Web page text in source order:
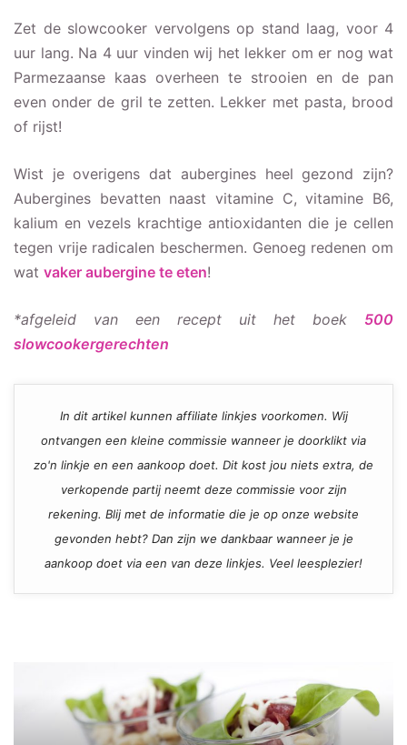
Zet de slowcooker vervolgens op stand laag, voor 4
uur lang. Na 4 uur vinden wij het lekker om er nog wat
Parmezaanse kaas overheen te strooien en de pan
even onder de gril te zetten. Lekker met pasta, brood
of rijst!
Wist je overigens dat aubergines heel gezond zijn?
Aubergines bevatten naast vitamine C, vitamine B6,
kalium en vezels krachtige antioxidanten die je cellen
tegen vrije radicalen beschermen. Genoeg redenen om
wat vaker aubergine te eten!
*afgeleid van een recept uit het boek 500
slowcookergerechten
In dit artikel kunnen affiliate linkjes voorkomen. Wij
ontvangen een kleine commissie wanneer je doorklikt via
zo'n linkje en een aankoop doet. Dit kost jou niets extra, de
verkopende partij neemt deze commissie voor zijn
rekening. Blij met de informatie die je op onze website
gevonden hebt? Dan zijn we dankbaar wanneer je je
aankoop doet via een van deze linkjes. Veel leesplezier!